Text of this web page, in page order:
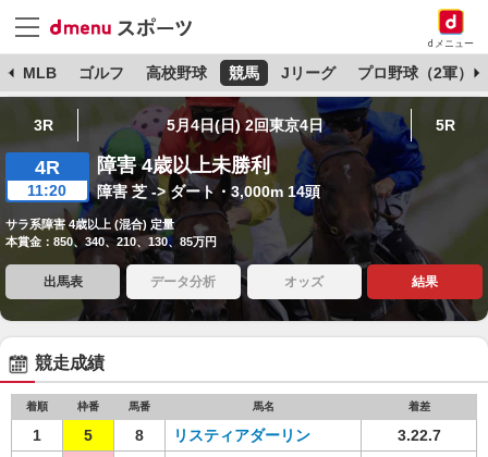
dメニュー
MLB ゴルフ 高校野球 競馬 Jリーグ プロ野球（2軍）
3R 5月4日(日) 2回東京4日 5R
4R
11:20
障害 4歳以上未勝利
障害 芝 -> ダート・3,000m 14頭
サラ系障害 4歳以上 (混合) 定量
本賞金：850、340、210、130、85万円
出馬表 データ分析 オッズ 結果
競走成績
着順 枠番 馬番 馬名 着差
1 5 8 リスティアダーリン
3.22.7